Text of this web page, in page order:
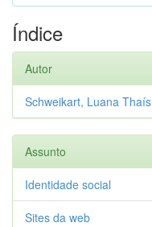
Índice
Autor
Schweikart, Luana Thaís
Assunto
Identidade social
Sites da web